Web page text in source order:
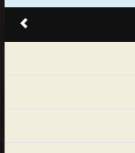
أجمل هذه الآية
يزيد المرء علماً لا مالاً
الذي تضاء به الظلمات
الإنسان في الدنيا
مراحل حياته يكون